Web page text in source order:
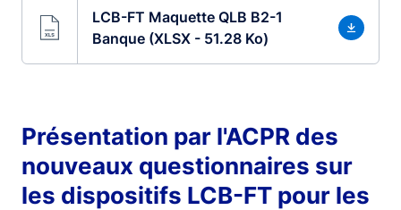
LCB-FT Maquette QLB B2-1
Banque (XLSX - 51.28 Ko)
Présentation par l'ACPR des
nouveaux questionnaires sur
les dispositifs LCB-FT pour les